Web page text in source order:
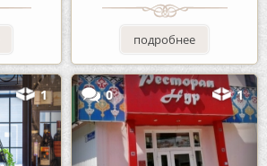
подробнее
1 0 1